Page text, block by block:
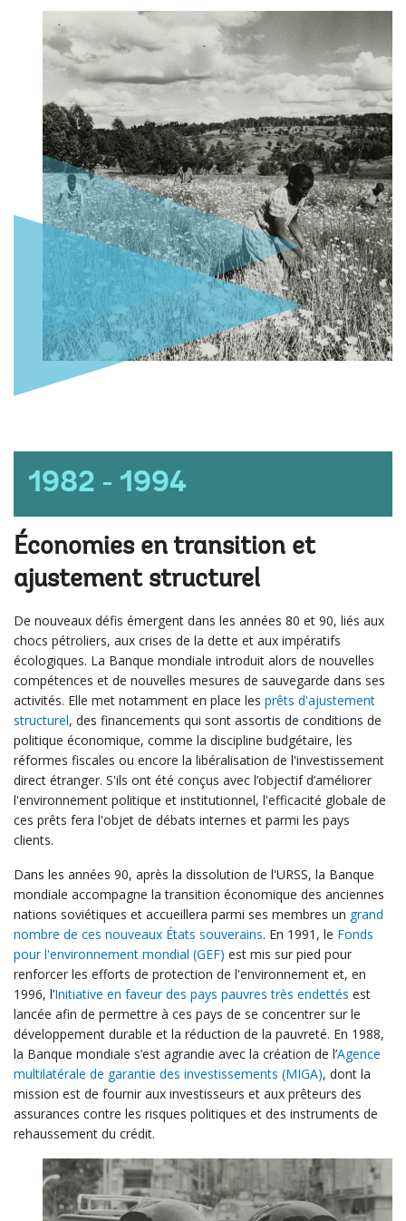
1982 - 1994
Économies en transition et
ajustement structurel
De nouveaux défis émergent dans les années 80 et 90, liés aux
chocs pétroliers, aux crises de la dette et aux impératifs
écologiques. La Banque mondiale introduit alors de nouvelles
compétences et de nouvelles mesures de sauvegarde dans ses
activités. Elle met notamment en place les prêts d'ajustement
structurel, des financements qui sont assortis de conditions de
politique économique, comme la discipline budgétaire, les
réformes fiscales ou encore la libéralisation de l'investissement
direct étranger. S'ils ont été conçus avec l’objectif d’améliorer
l'environnement politique et institutionnel, l'efficacité globale de
ces prêts fera l'objet de débats internes et parmi les pays
clients.
Dans les années 90, après la dissolution de l'URSS, la Banque
mondiale accompagne la transition économique des anciennes
nations soviétiques et accueillera parmi ses membres un grand
nombre de ces nouveaux États souverains. En 1991, le Fonds
pour l'environnement mondial (GEF) est mis sur pied pour
renforcer les efforts de protection de l'environnement et, en
1996, l’Initiative en faveur des pays pauvres très endettés est
lancée afin de permettre à ces pays de se concentrer sur le
développement durable et la réduction de la pauvreté. En 1988,
la Banque mondiale s’est agrandie avec la création de l’Agence
multilatérale de garantie des investissements (MIGA), dont la
mission est de fournir aux investisseurs et aux prêteurs des
assurances contre les risques politiques et des instruments de
rehaussement du crédit.